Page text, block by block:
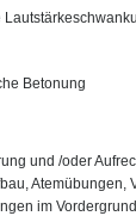
Betonung
und /oder
Atemübungen,
im